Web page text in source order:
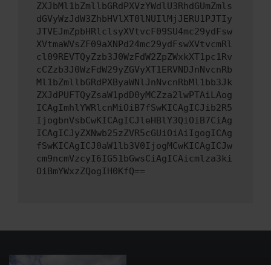
ZXJbMl1bZmllbGRdPXVzYWdlU3RhdGUmZmls
dGVyWzJdW3ZhbHVlXT0lNUIlMjJERU1PJTIy
JTVEJmZpbHRlclsyXVtvcF09SU4mc29ydFsw
XVtmaWVsZF09aXNPd24mc29ydFswXVtvcmRl
cl09REVTQyZzb3J0WzFdW2ZpZWxkXT1pc1Rv
cCZzb3J0WzFdW29yZGVyXT1ERVNDJnNvcnRb
Ml1bZmllbGRdPXByaWNlJnNvcnRbMl1bb3Jk
ZXJdPUFTQyZsaW1pdD0yMCZza2lwPTAiLAog
ICAgImhlYWRlcnMiOiB7fSwKICAgICJib2R5
IjogbnVsbCwKICAgICJleHBlY3QiOiB7CiAg
ICAgICJyZXNwb25zZVR5cGUiOiAiIgogICAg
fSwKICAgICJ0aW1lb3V0IjogMCwKICAgICJw
cm9ncmVzcyI6IG51bGwsCiAgICAicmlza3ki
OiBmYWxzZQogIH0KfQ==